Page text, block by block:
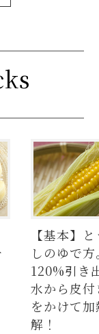
【簡単】
の人気レ
ラダはタ
麺、よだ
つかない
説！